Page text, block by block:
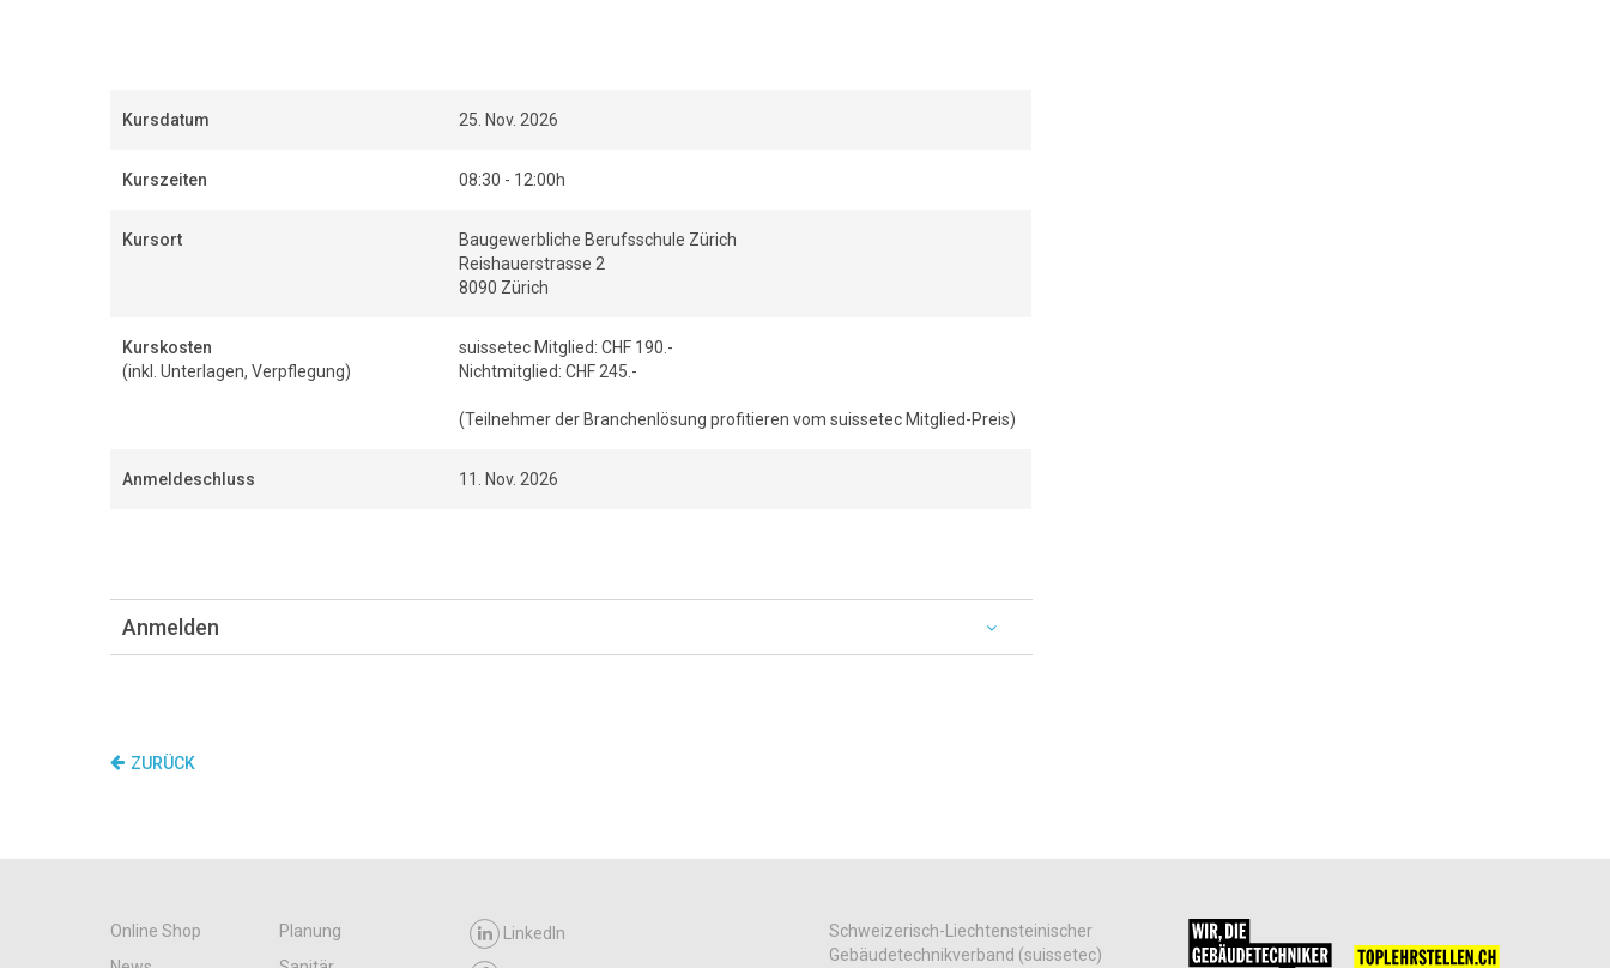
Kursdatum 25. Nov. 2026
Kurszeiten 08:30 - 12:00h
Kursort
Baugewerbliche Berufsschule Zürich
Reishauerstrasse 2
8090 Zürich
Kurskosten
(inkl. Unterlagen, Verpflegung)
suissetec Mitglied: CHF 190.-
Nichtmitglied: CHF 245.-
(Teilnehmer der Branchenlösung profitieren vom suissetec Mitglied-Preis)
Anmeldeschluss 11. Nov. 2026
Anmelden
ZURÜCK
Online Shop
Planung
LinkedIn
Schweizerisch-Liechtensteinischer
Gebäudetechnikverband (suissetec)